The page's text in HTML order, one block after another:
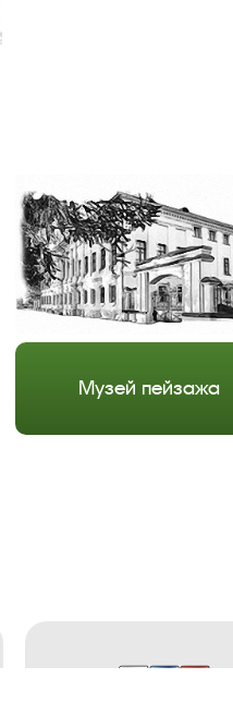
Музей пейзажа